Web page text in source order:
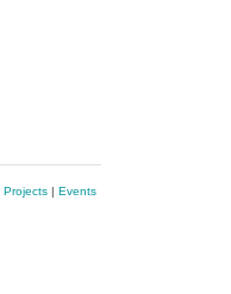
Projects| Events